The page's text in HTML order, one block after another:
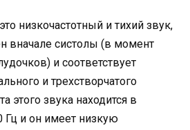
низкочастотный и тихий звук,
вначале систолы (в момент
и соответствует
и трехстворчатого
этого звука находится в
Гц и он имеет низкую